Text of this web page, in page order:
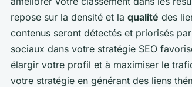
repose sur la densité et la qualité des
contenus seront détectés et priorisés
sociaux dans votre stratégie SEO
élargir votre profil et à maximiser le
votre stratégie en générant des liens